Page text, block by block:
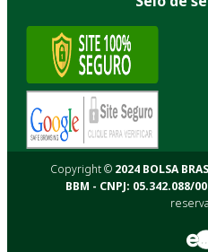
Copyright © 2024 BOLSA
BBM - CNPJ: 05.342.088/